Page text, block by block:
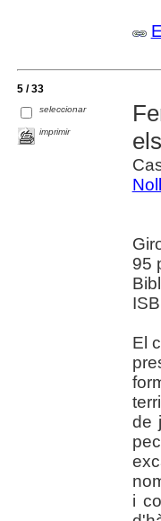
5 / 33
seleccionar
imprimir
95
El
de
i